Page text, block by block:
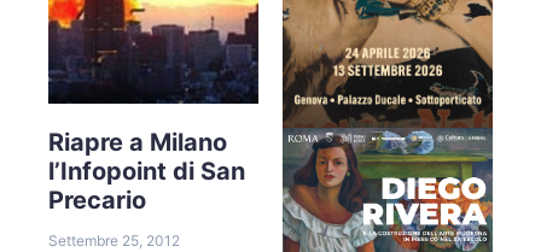
Riapre a Milano
l’Infopoint di San
Precario
Settembre 25, 2012